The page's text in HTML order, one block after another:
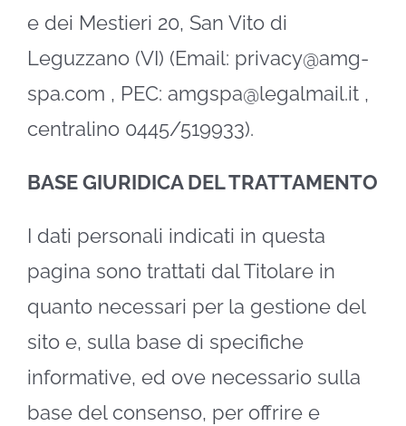
e dei Mestieri 20, San Vito di
Leguzzano (VI) (Email: privacy@amg-
spa.com , PEC: amgspa@legalmail.it ,
centralino 0445/519933).
BASE GIURIDICA DEL TRATTAMENTO
I dati personali indicati in questa
pagina sono trattati dal Titolare in
quanto necessari per la gestione del
sito e, sulla base di specifiche
informative, ed ove necessario sulla
base del consenso, per offrire e